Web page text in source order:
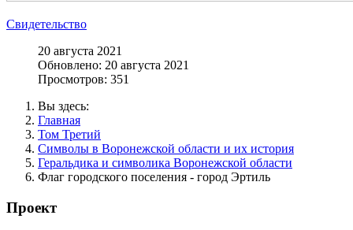
Свидетельство
20 августа 2021
Обновлено: 20 августа 2021
Просмотров: 351
Вы здесь:
Главная
Том Третий
Символы в Воронежской области и их история
Геральдика и символика Воронежской области
Флаг городского поселения - город Эртиль
Проект